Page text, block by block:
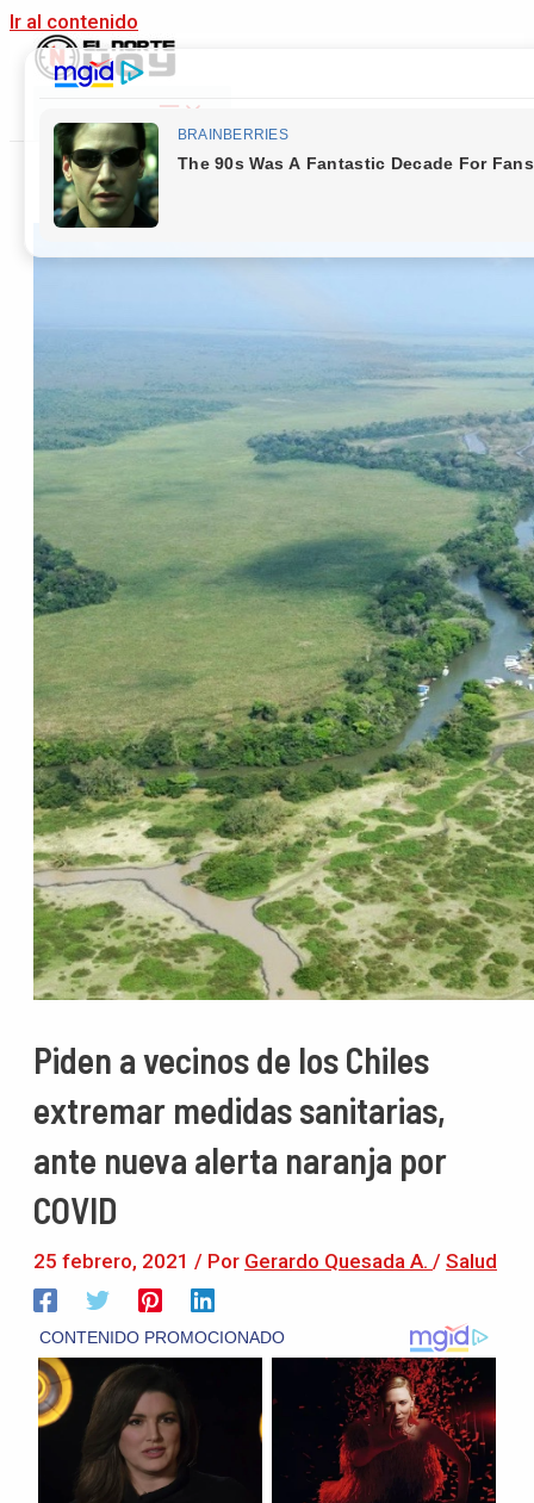
Ir al contenido
Main Menu
Piden a vecinos de los Chiles
extremar medidas sanitarias,
ante nueva alerta naranja por
COVID
25 febrero, 2021 / Por Gerardo Quesada A. / Salud